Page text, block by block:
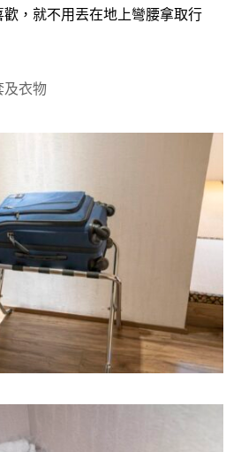
，就不用丟在地上彎腰拿取行
及衣物